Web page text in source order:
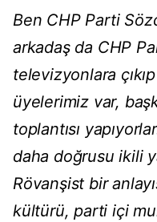
Ben CHP Parti
arkadaş da CHP
televizyonlara
üyelerimiz var,
toplantısı
daha doğrusu ikili
Rövanşist bir
kültürü, parti içi